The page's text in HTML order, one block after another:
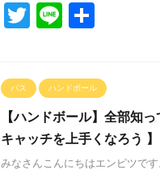
T
er
Li
パス ハンドボール
【ハンドボール】全部知
キャッチを上手くなろう 】
みなさんこんにちはエンピツで